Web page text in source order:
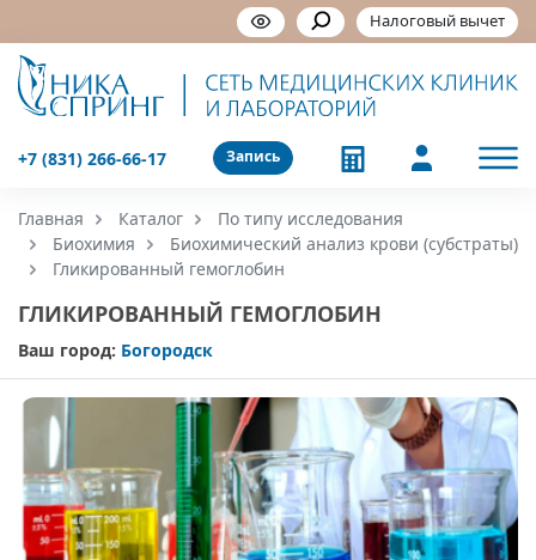
Налоговый вычет
Запись
+7 (831) 266-66-17
Главная Каталог
По типу исследования
Биохимия
Биохимический анализ крови (субстраты)
Гликированный гемоглобин
ГЛИКИРОВАННЫЙ ГЕМОГЛОБИН
Ваш город: Богородск